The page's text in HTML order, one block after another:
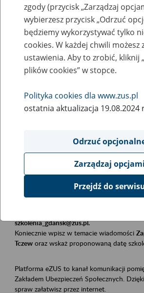
Zaproś ZUS do siebie:
rezerwowane, e-wizyty,
Rodzaj wydarzenia
Szkolenia
Obszar merytoryczny
Płatnicy, ubezpieczeni, świadczeniobiorcy
Opis wydarzenia
Szkolenie stacjonarne w siedzibie firmy,
szkolenia_gdansk@zus.pl.
Koniecznie wpisz w temacie wiadomości
Tczew oraz wskaż proponowaną datę
Platforma eZUS to kanał komunikacji
Zakładem Ubezpieczeń Społecznych.
spraw załatwisz przez internet.
zgody (przycisk „Zarządzaj
wybierzesz przycisk „Odrzuć
będziemy wykorzystywać tylko
cookies. W każdej chwili możesz
ustawienia. Aby to zrobić, kliknij
plików cookies” w stopce.
Polityka cookies dla www.zus.pl
ostatnia aktualizacja 19.08.2024
Odrzuć
Zarządzaj opcjami
Przejdź do